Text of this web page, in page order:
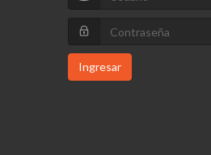
Ingresar